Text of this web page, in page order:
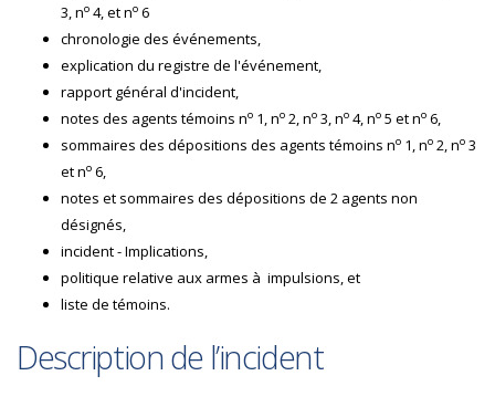
3, no 4, et no 6
chronologie des événements,
explication du registre de l'événement,
rapport général d'incident,
notes des agents témoins no 1, no 2, no 3, no 4, no 5 et no 6,
sommaires des dépositions des agents témoins no 1, no 2, no 3
et no 6,
notes et sommaires des dépositions de 2 agents non
désignés,
incident - Implications,
politique relative aux armes à impulsions, et
liste de témoins.
Description de l’incident